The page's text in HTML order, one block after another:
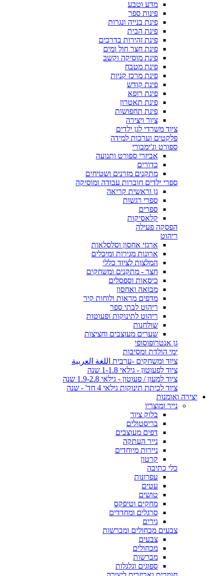
מדע וטבע
פינות ספר
פינת בנייה ונגרות
פינת הבית
פינת זהירות בדרכים
פינת חצר חול ומים
פינת מוסיקה וקשב
פינת מטבח
פינת מרכז קניות
פינת קודש
פינת רופא
פינת תאטרון
פינת תחפושות
ציור ויצירה
ציוד משרדי לגן ילדים
פלקטים וערכות למידה
ספורט וג'ימבורי
אביזרי ספורט ותנועה
כדורים
מתקנים מזרנים ושטיחים
ספרי ילדים חוברות עבודה ומוסיקה
גן וראשית קריאה
ספרי רגשות
ספרים
קלאסיקות
הפסקה פעילה
ריהוט
ארגזי אחסון וסלסלאות
ארונות מגירות ומיכלים
המלצות לציוד כללי
חצר - מתקנים ומשחקים
כיסאות וספסלים
מבואה ואחסון
מדפים מראות ולוחות קיר
ריהוט לבתי ספר
ריהוט לתינוקות ופעוטות
שולחנות
שערים מעוצבים וחציצות
גן אנטרופוסופי
ימי הולדת ומסיבות
ציוד ומשחקים -ערבית اللغة العربية
ציוד לפעוטון - גילאי 1-1.8 שנה
ציוד למעון / פעוטון - גילאי 1.9-2.8 שנה
ציוד לכיתת תינוקות גילאי 4 חד' - שנה
יצירה ואומנות
נייר ומוצריו
בלוק ציור
בריסטולים
דפים מעוצבים
נייר העתקה
ניירות מיוחדים
קרטון
כלי כתיבה
עפרונות
עטים
טושים
מחקים וטיפקס
סרגלים ומחדדים
גירים
צבעים מכחולים ומברשות
צבעים
מכחולים
מברשות
ספוגים וגלגלות